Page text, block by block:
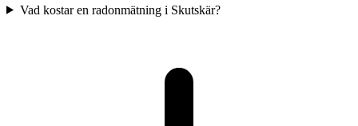
Vad kostar en radonmätning i Skutskär?